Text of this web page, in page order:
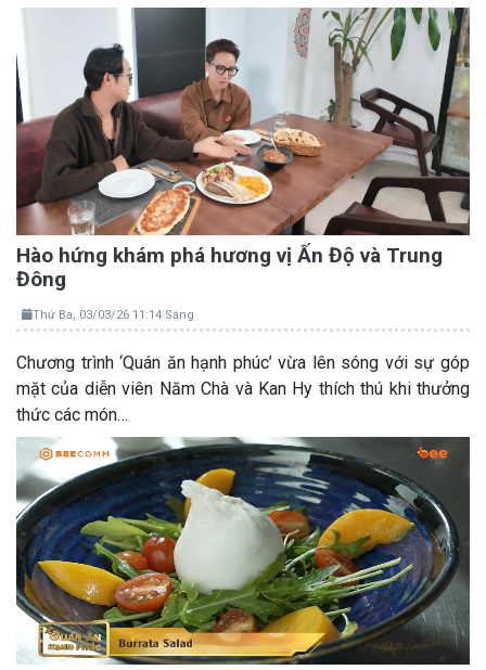
Hào hứng khám phá hương vị Ấn Độ và Trung
Đông
Thứ Ba, 03/03/26 11:14 Sáng
Chương trình ‘Quán ăn hạnh phúc’ vừa lên sóng với sự góp
mặt của diễn viên Năm Chà và Kan Hy thích thú khi thưởng
thức các món…